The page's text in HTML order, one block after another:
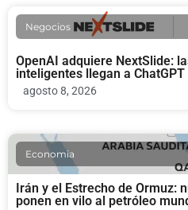
Negocios
OpenAI adquiere NextSlide:
inteligentes llegan a ChatGPT
agosto 8, 2026
Economia
Irán y el Estrecho de Ormuz:
ponen en vilo al petróleo